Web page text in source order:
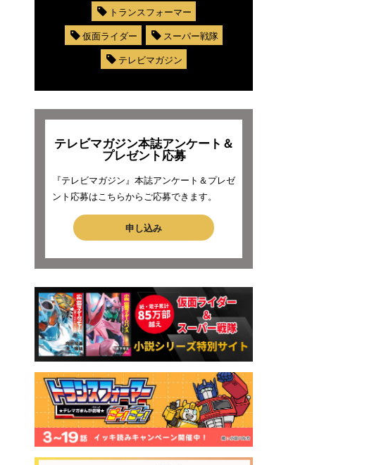
トランスフォーマー
仮面ライダー
スーパー戦隊
テレビマガジン
テレビマガジン本誌アンケート＆
プレゼント応募
『テレビマガジン』本誌アンケート＆プレゼ
ント応募はこちらからご応募できます。
申し込み